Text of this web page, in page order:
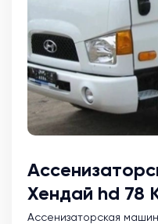
Хендай hd 78
Ассенизаторская